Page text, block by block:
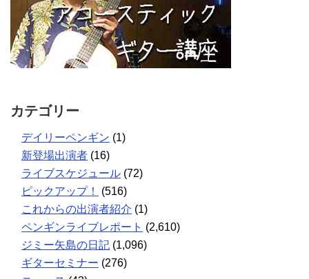
カテゴリー
デイリーペンギン (1)
新登場出演者 (16)
ライブスケジュール (72)
ピックアップ！
(516)
これからの出演者紹介 (1)
ペンギンライブレポート (2,610)
ジミー矢島の日記 (1,096)
ギターセミナー (276)